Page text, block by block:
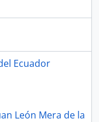
Ecuador
León Mera de la